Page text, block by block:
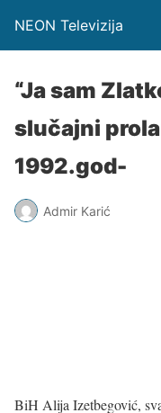
NEON Televizija
“Ja sam
slučajni
1992.god-
Admir Karić
BiH Alija Izetbegović,